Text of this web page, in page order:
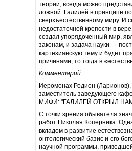
теории, всегда можно
ложной. Галилей в принципе
сверхъестественному миру. И
недостаточной крепости в
создал упорядоченный мир,
законам, и задача науки —
картезианскую тему и будет
причинами, то тогда в
Комментарий
Иеромонах Родион (Ларионов),
заместитель заведующего
МИФИ: "ГАЛИЛЕЙ ОТКРЫЛ
С точки зрения обывателя
работ Николая Коперника.
вкладом в развитие
онтологический базис и его
научной программы,